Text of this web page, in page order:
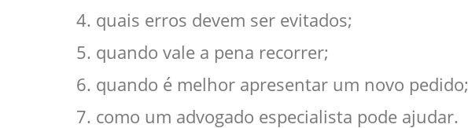
quais erros devem ser evitados;
quando vale a pena recorrer;
quando é melhor apresentar um novo pedido;
como um advogado especialista pode ajudar.